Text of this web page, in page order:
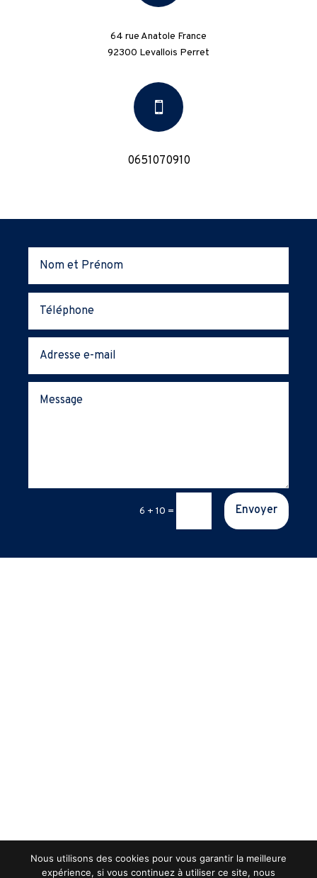
64 rue Anatole France
92300 Levallois Perret

0651070910
6 + 10 = Envoyer
Nous utilisons des cookies pour vous garantir la meilleure
expérience, si vous continuez à utiliser ce site, nous